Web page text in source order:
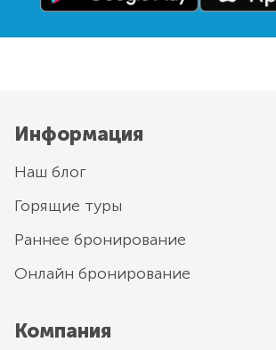
Информация
Наш блог
Горящие туры
Раннее бронирование
Онлайн бронирование
Компания